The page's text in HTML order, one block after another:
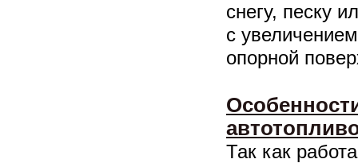
снегу, песку
с
опорной
Так как